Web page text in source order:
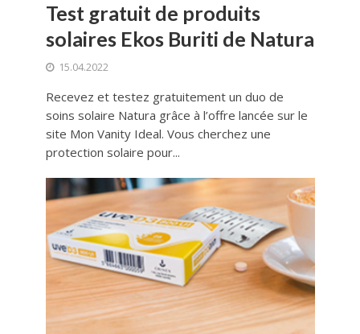
Test gratuit de produits
solaires Ekos Buriti de Natura
15.04.2022
Recevez et testez gratuitement un duo de
soins solaire Natura grâce à l’offre lancée sur le
site Mon Vanity Ideal. Vous cherchez une
protection solaire pour...